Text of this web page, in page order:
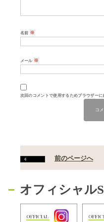
名前 ※
メール ※
次回のコメントで使用するためブラウザー
前のページへ
オフィシャル